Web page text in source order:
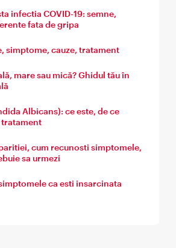
infectia COVID-19: semne,
fata de gripa
simptome, cauze, tratament
mare sau mică? Ghidul tău în
Albicans): ce este, de ce
tratament
cum recunosti simptomele,
sa urmezi
ca esti insarcinata